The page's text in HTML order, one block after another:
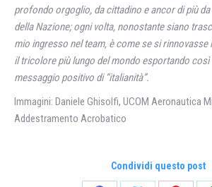
profondo orgoglio, da cittadino e ancor di più
della Nazione; ogni volta, nonostante siano
mio ingresso nel team, è come se si rinnovasse
il tricolore più lungo del mondo esportando così
messaggio positivo di “italianità”.
Immagini: Daniele Ghisolfi, UCOM Aeronautica
Addestramento Acrobatico
Condividi questo post